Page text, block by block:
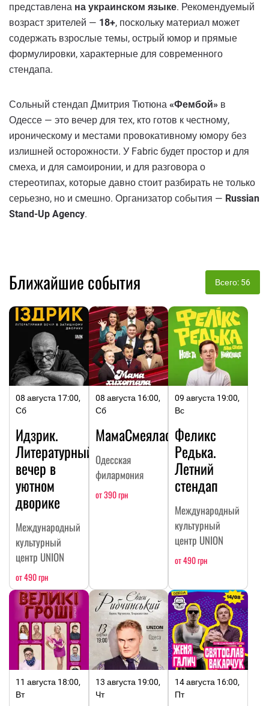
представлена ​​ на украинском языке. Рекомендуемый
возраст зрителей — 18+, поскольку материал может
содержать взрослые темы, острый юмор и прямые
формулировки, характерные для современного
стендапа.
Сольный стендап Дмитрия Тютюна «Фембой» в
Одессе — это вечер для тех, кто готов к честному,
ироническому и местами провокативному юмору без
излишней осторожности. У Fabric будет простор и для
смеха, и для самоиронии, и для разговора о
стереотипах, которые давно стоит разбирать не только
серьезно, но и смешно. Организатор события — Russian
Stand-Up Agency.
Ближайшие события Всего: 56
08 августа 17:00,
Сб
Идзрик.
Литературный
вечер в
уютном
дворике
Международный
культурный
центр UNION
от 490 грн
08 августа 16:00,
Сб
МамаСмеялась
Одесская
филармония
от 390 грн
09 августа 19:00,
Вс
Феликс
Редька.
Летний
стендап
Международный
культурный
центр UNION
от 490 грн
11 августа 18:00,
Вт
13 августа 19:00,
Чт
14 августа 16:00,
Пт